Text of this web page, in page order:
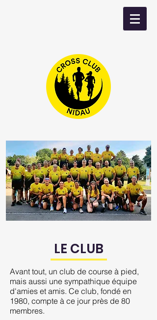
LE CLUB
Avant tout, un club de course à pied,
mais aussi une sympathique équipe
d'amies et amis. Ce club, fondé en
1980, compte à ce jour près de 80
membres.